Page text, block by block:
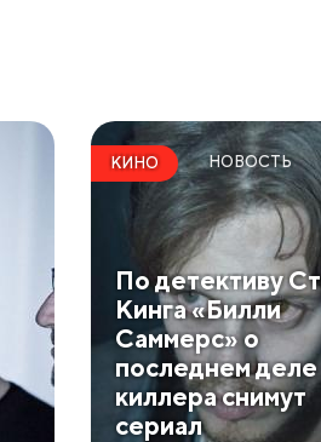
КИНО НОВОСТЬ
По детективу
Кинга «Билли
Саммерс» о
последнем деле
киллера снимут
сериал